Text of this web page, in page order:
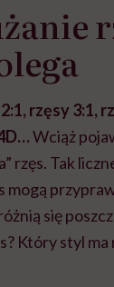
rzęsy 3:1,
Wciąż
rzęs. Tak
mogą
się
Który styl